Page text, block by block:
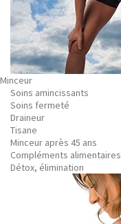
Minceur
Soins amincissants
Soins fermeté
Draineur
Tisane
Minceur après 45 ans
Compléments alimentaires
Détox, élimination